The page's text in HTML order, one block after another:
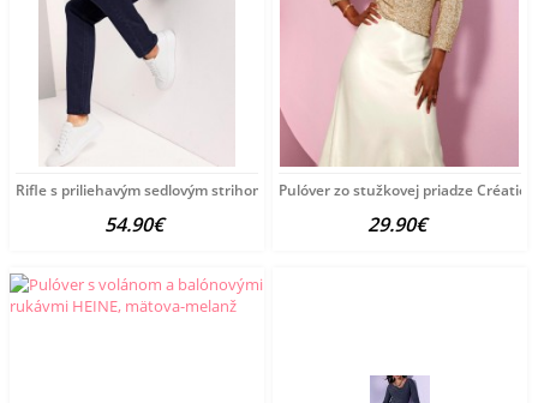
Rifle s priliehavým sedlovým strihom vzadu Création L
54.90€
Pulóver zo stužkovej priadze
29.90€